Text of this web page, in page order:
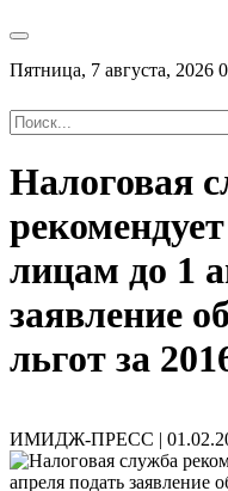
Пятница, 7 августа, 2026
Налоговая
лицам до 1
заявление
льгот за
ИМИДЖ-ПРЕСС |